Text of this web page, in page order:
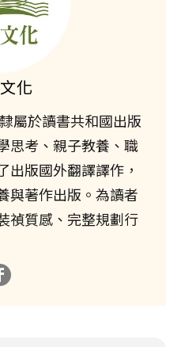
化
屬於讀書共和國出版
思考、親子教養、職
出版國外翻譯譯作，
與著作出版。為讀者
禎質感、完整規劃行